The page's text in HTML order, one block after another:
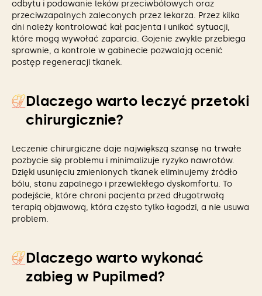
odbytu i podawanie leków przeciwbólowych oraz
przeciwzapalnych zaleconych przez lekarza. Przez kilka
dni należy kontrolować kał pacjenta i unikać sytuacji,
które mogą wywołać zaparcia. Gojenie zwykle przebiega
sprawnie, a kontrole w gabinecie pozwalają ocenić
postęp regeneracji tkanek.
Dlaczego warto leczyć przetoki
chirurgicznie?
Leczenie chirurgiczne daje największą szansę na trwałe
pozbycie się problemu i minimalizuje ryzyko nawrotów.
Dzięki usunięciu zmienionych tkanek eliminujemy źródło
bólu, stanu zapalnego i przewlekłego dyskomfortu. To
podejście, które chroni pacjenta przed długotrwałą
terapią objawową, która często tylko łagodzi, a nie usuwa
problem.
Dlaczego warto wykonać
zabieg w Pupilmed?